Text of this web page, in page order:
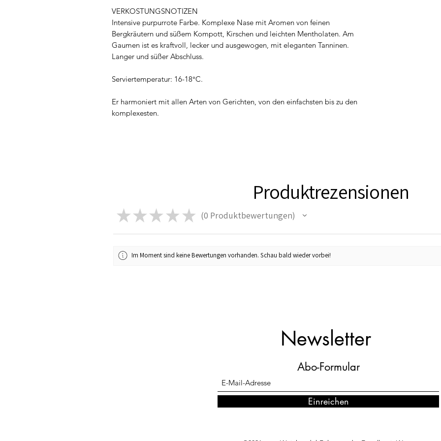
VERKOSTUNGSNOTIZEN
Intensive purpurrote Farbe. Komplexe Nase mit Aromen von feinen
Bergkräutern und süßem Kompott, Kirschen und leichten Mentholaten. Am
Gaumen ist es kraftvoll, lecker und ausgewogen, mit eleganten Tanninen.
Langer und süßer Abschluss.
Serviertemperatur: 16-18°C.
Er harmoniert mit allen Arten von Gerichten, von den einfachsten bis zu den
komplexesten.
Produktrezensionen
★ ★ ★ ★ ★ 0 Produktbewertungen
0
Im Moment sind keine Bewertungen vorhanden. Schau bald wieder vorbei!
Abo-Formular
Einreichen
Newsletter